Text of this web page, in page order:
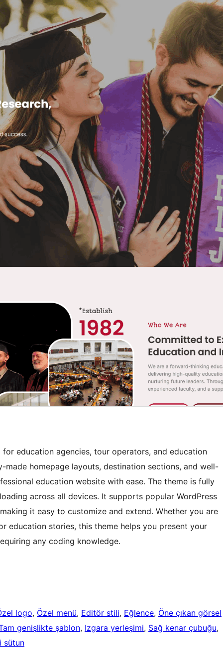
education agencies, tour operators, and education
homepage layouts, destination sections, and well-
education website with ease. The theme is fully
across all devices. It supports popular WordPress
it easy to customize and extend. Whether you are
education stories, this theme helps you present your
any coding knowledge.
logo, Özel menü, Editör stili, Eğlence, Öne çıkan görsel
genişlikte şablon, Izgara yerleşimi, Sağ kenar çubuğu
sütun